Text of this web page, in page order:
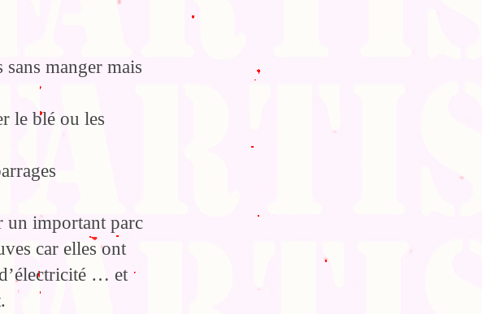
manger mais
le blé ou les
un important parc
car elles ont
… et